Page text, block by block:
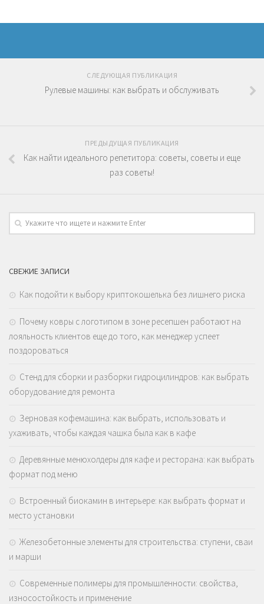
СЛЕДУЮЩАЯ ПУБЛИКАЦИЯ
Рулевые машины: как выбрать и обслуживать
ПРЕДЫДУЩАЯ ПУБЛИКАЦИЯ
Как найти идеального репетитора: советы, советы и еще
раз советы!
СВЕЖИЕ ЗАПИСИ
Как подойти к выбору криптокошелька без лишнего риска
Почему ковры с логотипом в зоне ресепшен работают на
лояльность клиентов еще до того, как менеджер успеет
поздороваться
Стенд для сборки и разборки гидроцилиндров: как выбрать
оборудование для ремонта
Зерновая кофемашина: как выбрать, использовать и
ухаживать, чтобы каждая чашка была как в кафе
Деревянные менюхолдеры для кафе и ресторана: как выбрать
формат под меню
Встроенный биокамин в интерьере: как выбрать формат и
место установки
Железобетонные элементы для строительства: ступени, сваи
и марши
Современные полимеры для промышленности: свойства,
износостойкость и применение